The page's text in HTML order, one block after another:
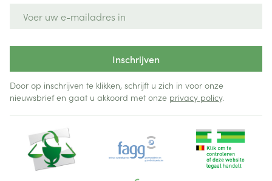
Inschrijven
Door op inschrijven te klikken, schrijft u zich in voor onze
nieuwsbrief en gaat u akkoord met onze privacy policy.